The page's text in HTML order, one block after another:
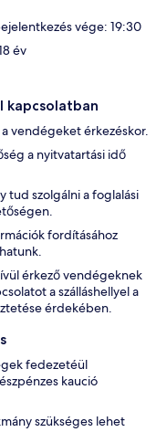
vége: 19:30
év
kapcsolatban
vendégeket érkezéskor.
a nyitvatartási idő
tud szolgálni a foglalási
fordításához
érkező vendégeknek
a szálláshellyel a
érdekében.
fedezetéül
kaució
szükséges lehet